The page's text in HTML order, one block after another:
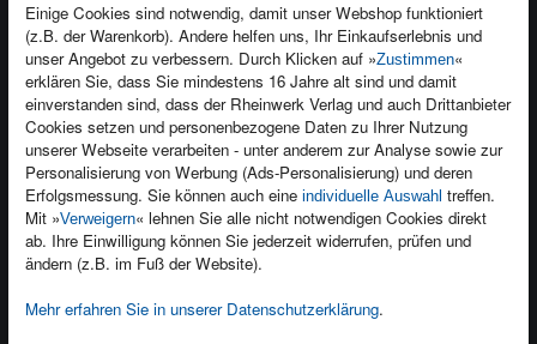
Einige Cookies sind notwendig, damit unser Webshop funktioniert
(z.B. der Warenkorb). Andere helfen uns, Ihr Einkaufserlebnis und
unser Angebot zu verbessern. Durch Klicken auf »Zustimmen«
erklären Sie, dass Sie mindestens 16 Jahre alt sind und damit
einverstanden sind, dass der Rheinwerk Verlag und auch Drittanbieter
Cookies setzen und personenbezogene Daten zu Ihrer Nutzung
unserer Webseite verarbeiten - unter anderem zur Analyse sowie zur
Personalisierung von Werbung (Ads-Personalisierung) und deren
Erfolgsmessung. Sie können auch eine individuelle Auswahl treffen.
Mit »Verweigern« lehnen Sie alle nicht notwendigen Cookies direkt
ab. Ihre Einwilligung können Sie jederzeit widerrufen, prüfen und
ändern (z.B. im Fuß der Website).
Mehr erfahren Sie in unserer Datenschutzerklärung.
Kontakt
Newsletter
Für Unternehmen
Presseservice
Dozentenservice
Produktfeedback
Foreign Rights
Ein Buch schreiben
Kundenservice